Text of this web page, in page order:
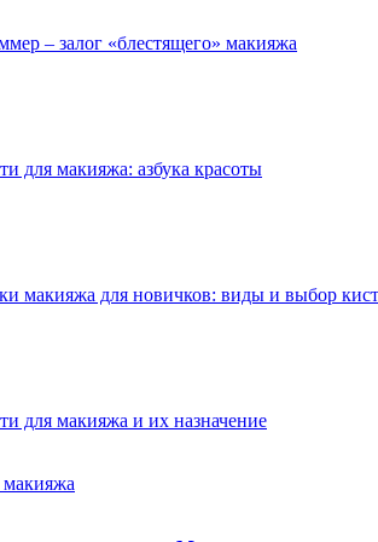
– залог «блестящего» макияжа
для макияжа: азбука красоты
макияжа для новичков: виды и выбор
для макияжа и их назначение
макияжа